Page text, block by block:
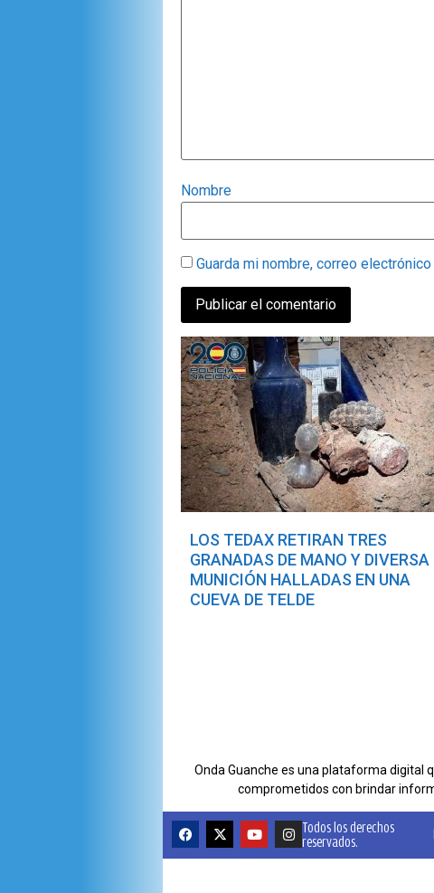
Nombre
Guarda mi nombre, correo
LOS TEDAX RETIRAN TRES
GRANADAS DE MANO Y DIVERSA
MUNICIÓN HALLADAS EN UNA
CUEVA DE TELDE
Onda Guanche es una plataforma digital
comprometidos con brindar
Todos los derechos
reservados.